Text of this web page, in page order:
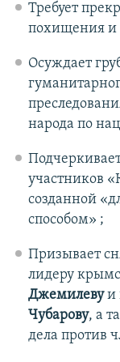
Требует
похищения и
Осуждает
народа по
участников
созданной
способом» ;
Призывает
лидеру
Джемилевуи
Чубарову, а
дела против